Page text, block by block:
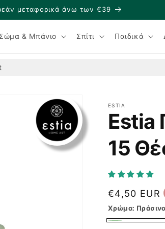
μεταφορικά άνω των €39
Σώμα & Μπάνιο Σπίτι Παιδικά
ESTIA
Estia
15
Κανονική
τιμή
€4,50 EUR
Χρώμα: